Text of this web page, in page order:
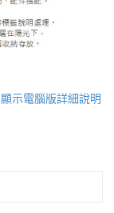
顯示電腦版詳細說明